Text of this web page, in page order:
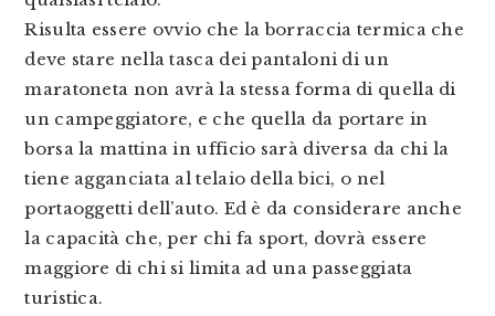
Risulta essere ovvio che la borraccia termica che
deve stare nella tasca dei pantaloni di un
maratoneta non avrà la stessa forma di quella di
un campeggiatore, e che quella da portare in
borsa la mattina in ufficio sarà diversa da chi la
tiene agganciata al telaio della bici, o nel
portaoggetti dell’auto. Ed è da considerare anche
la capacità che, per chi fa sport, dovrà essere
maggiore di chi si limita ad una passeggiata
turistica.